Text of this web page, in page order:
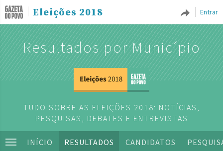
Entrar
Eleições 2018
Resultados por Município
TUDO SOBRE AS ELEIÇÕES 2018: NOTÍCIAS,
PESQUISAS, DEBATES E ENTREVISTAS
INÍCIO RESULTADOS CANDIDATOS